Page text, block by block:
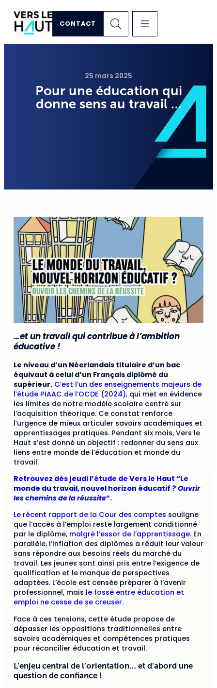
CONTACT
25 mars 2025
Pour une éducation qui
donne sens au travail …
…et un travail qui contribue à l’ambition
éducative !
Le niveau d’un Néerlandais titulaire d’un bac
équivaut à celui d’un Français diplômé du
supérieur. C’est l’un des enseignements majeurs de
l’étude PIAAC de l’OCDE (2024), qui met en évidence
les limites de notre modèle scolaire centré sur
l’acquisition théorique. Ce constat renforce
l’urgence de mieux articuler savoirs académiques et
apprentissages pratiques. Pendant six mois, Vers le
Haut s’est donné un objectif : redonner du sens aux
liens entre monde de l’éducation et monde du
travail.
Retrouvez dès jeudi l’étude de Vers le Haut “Le
monde du travail, nouvel horizon éducatif ? Ouvrir
les chemins de la réussite”.
Le récent rapport de la Cour des comptes souligne
que l’accès à l’emploi reste largement conditionné
par le diplôme, malgré l’essor de l’apprentissage. En
parallèle, l’inflation des diplômes a réduit leur valeur
sans répondre aux besoins réels du marché du
travail. Les jeunes sont ainsi pris entre l’exigence de
qualification et le manque de perspectives
adaptées. L’école est censée préparer à l’avenir
professionnel, mais le fossé entre éducation et
emploi ne cesse de se creuser.
Face à ces tensions, cette étude propose de
dépasser les oppositions traditionnelles entre
savoirs académiques et compétences pratiques
pour réconcilier éducation et travail.
L’enjeu central de l’orientation… et d’abord une
question de confiance !